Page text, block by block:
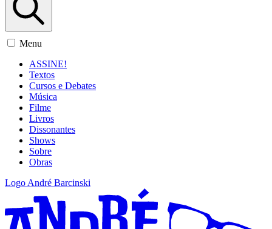
Menu
ASSINE!
Textos
Cursos e Debates
Música
Filme
Livros
Dissonantes
Shows
Sobre
Obras
Logo André Barcinski